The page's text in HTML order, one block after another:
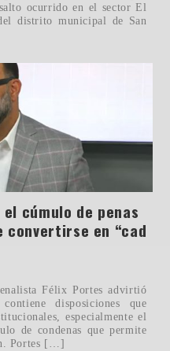
ocurrido en el sector El
distrito municipal de San
cúmulo de penas
convertirse en “cad
Félix Portes advirtió
disposiciones que
especialmente el
de condenas que permite
Portes […]